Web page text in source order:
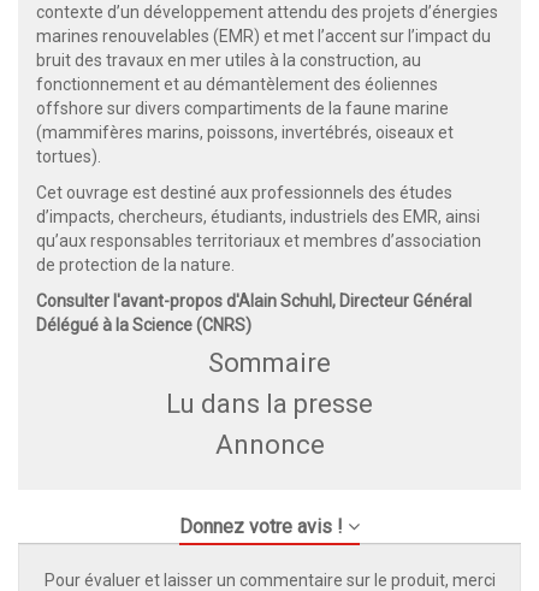
contexte d’un développement attendu des projets d’énergies
marines renouvelables (EMR) et met l’accent sur l’impact du
bruit des travaux en mer utiles à la construction, au
fonctionnement et au démantèlement des éoliennes
offshore sur divers compartiments de la faune marine
(mammifères marins, poissons, invertébrés, oiseaux et
tortues).
Cet ouvrage est destiné aux professionnels des études
d’impacts, chercheurs, étudiants, industriels des EMR, ainsi
qu’aux responsables territoriaux et membres d’association
de protection de la nature.
Consulter l'avant-propos d'Alain Schuhl, Directeur Général
Délégué à la Science (CNRS)
Sommaire
Lu dans la presse
Annonce
Donnez votre avis !
Pour évaluer et laisser un commentaire sur le produit, merci